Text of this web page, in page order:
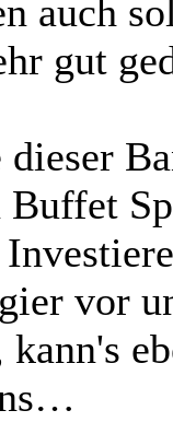
auch
gut
Buffet
vor